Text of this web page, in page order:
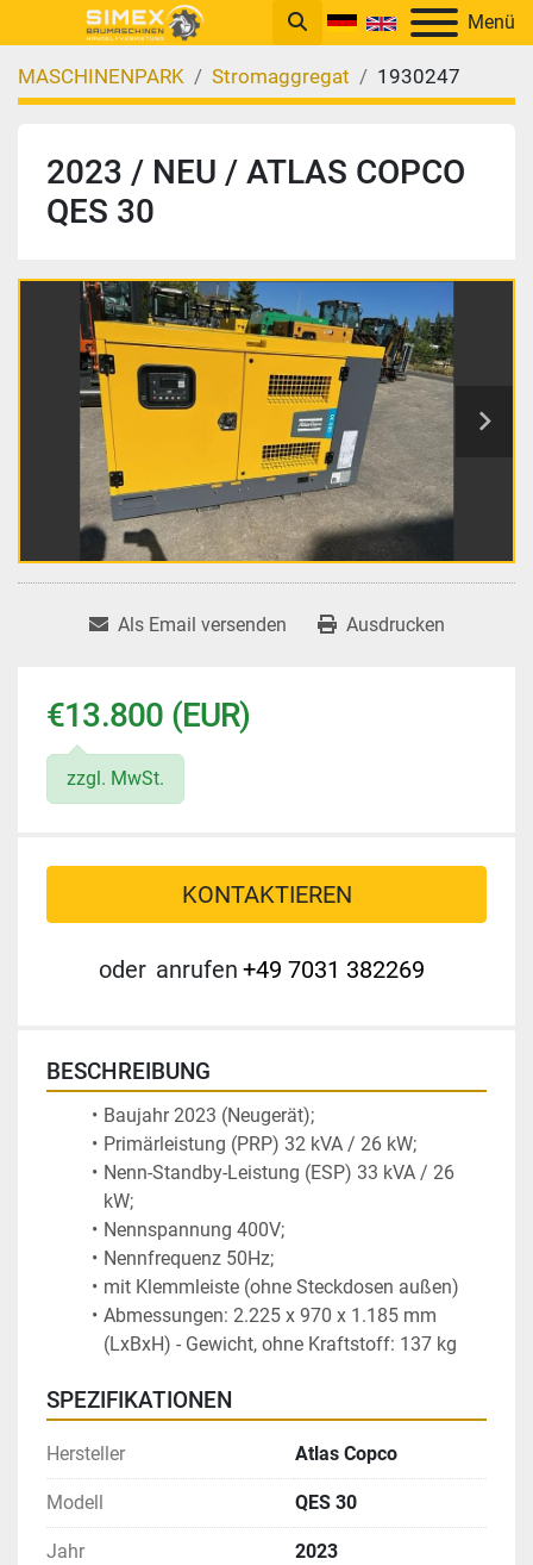
Menü
MASCHINENPARK Stromaggregat 1930247
2023 / NEU / ATLAS COPCO
QES 30
Als Email versenden Ausdrucken
€13.800 (EUR)
zzgl. MwSt.
KONTAKTIEREN
oder anrufen +49 7031 382269
BESCHREIBUNG
Baujahr 2023 (Neugerät);
Primärleistung (PRP) 32 kVA / 26 kW;
Nenn-Standby-Leistung (ESP) 33 kVA / 26
kW;
Nennspannung 400V;
Nennfrequenz 50Hz;
mit Klemmleiste (ohne Steckdosen außen)
Abmessungen: 2.225 x 970 x 1.185 mm
(LxBxH) - Gewicht, ohne Kraftstoff: 137 kg
SPEZIFIKATIONEN
Hersteller Atlas Copco
Modell QES 30
Jahr 2023